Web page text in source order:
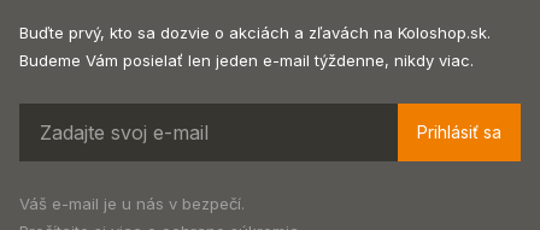
Buďte prvý, kto sa dozvie o akciách a zľavách na Koloshop.sk.
Budeme Vám posielať len jeden e-mail týždenne, nikdy viac.
Prihlásiť sa
Váš e-mail je u nás v bezpečí.